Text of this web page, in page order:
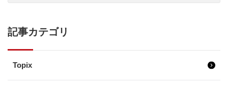
記事カテゴリ
Topix